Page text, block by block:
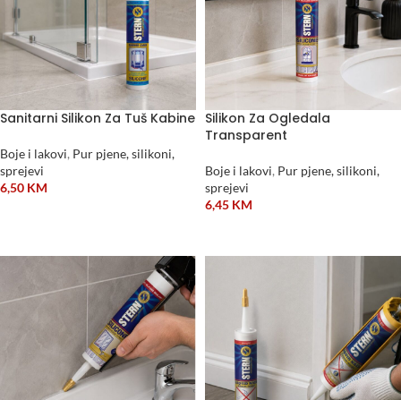
Sanitarni Silikon Za Tuš Kabine
Boje i lakovi, Pur pjene, silikoni,
sprejevi
6,50 KM
Silikon Za Ogledala
Transparent
Boje i lakovi, Pur pjene, silikoni,
sprejevi
6,45 KM